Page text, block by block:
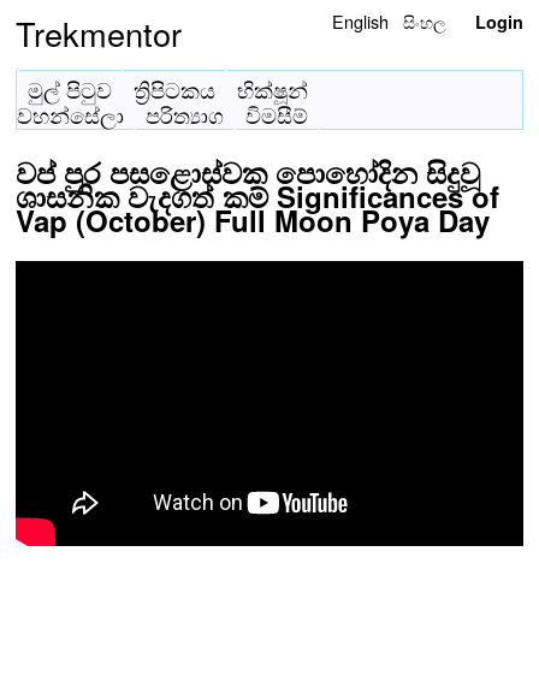
Trekmentor English සිංහල Login
මුල් පිටුව ත්‍රිපිටකය
භික්ෂූන්
වහන්සේලා
පරිත්‍යාග විමසීම්
වප් පුර පසළොස්වක පොහෝදින සිදුවූ
ශාසනික වැදගත් කම් Significances of
Vap (October) Full Moon Poya Day